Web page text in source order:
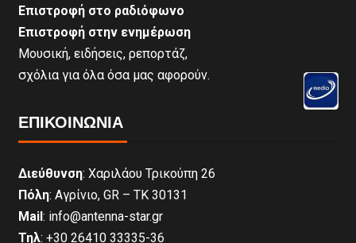
Επιστροφή στο ραδιόφωνο
Επιστροφή στην ενημέρωση
Μουσική, ειδήσεις, ρεπορτάζ,
σχόλια για όλα όσα μας αφορούν.
ΕΠΙΚΟΙΝΩΝΊΑ
Διεύθυνση: Χαριλάου Τρικούπη 26
Πόλη: Αγρίνιο, GR – ΤΚ 30131
Mail : info@antenna-star.gr
Τηλ: +30 26410 33335-36